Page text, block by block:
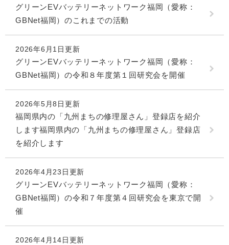
グリーンEVバッテリーネットワーク福岡（愛称：
GBNet福岡）のこれまでの活動
2026年6月1日更新
グリーンEVバッテリーネットワーク福岡（愛称：
GBNet福岡）の令和８年度第１回研究会を開催
2026年5月8日更新
福岡県内の「九州まちの修理屋さん」登録店を紹介
します福岡県内の「九州まちの修理屋さん」登録店
を紹介します
2026年4月23日更新
グリーンEVバッテリーネットワーク福岡（愛称：
GBNet福岡）の令和７年度第４回研究会を東京で開
催
2026年4月14日更新